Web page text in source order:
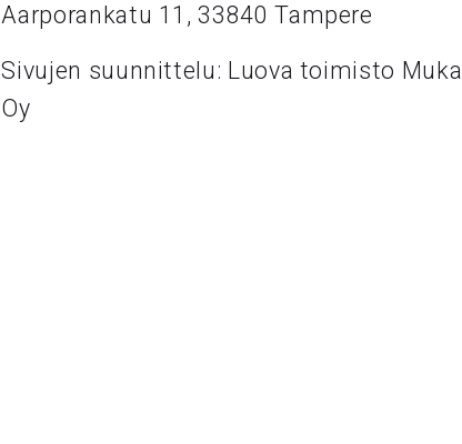
Aarporankatu 11, 33840 Tampere
Sivujen suunnittelu: Luova toimisto Muka
Oy